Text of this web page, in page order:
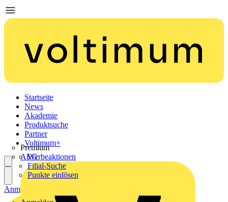
Startseite
News
Akademie
Produktsuche
Partner
Premium
AEG
Voltimum+
Werbeaktionen
Filial-Suche
Punkte einlösen
Anmelden